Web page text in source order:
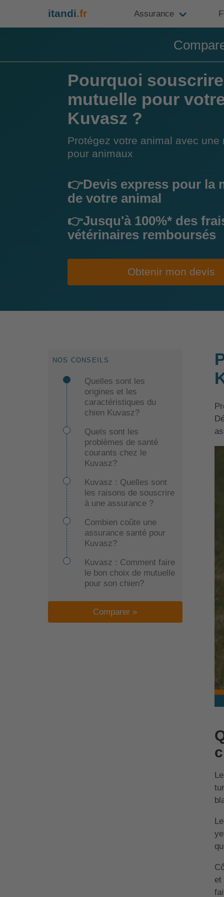
itandi.fr Assurance
Pourquoi
mutuelle pour
Kuvasz ?
Protégez votre animal avec une
pour animaux
👉Devis express pour la
de votre animal
👉Jusqu'à 100%* des
vétérinaires remboursés
Obtenir mon devis
NOS CONSEILS
Quelles sont les
origines et les
caractéristiques du
chien Kuvasz?
Quels sont les
problèmes de santé
courants chez le
Kuvasz?
Kuvasz : Quelles sont
les raisons de souscrire
à une assurance ?
Combien coûte une
assurance santé pour
Kuvasz?
Kuvasz : Comment faire
le bon choix de mutuelle
pour son chien?
Comparer »
et